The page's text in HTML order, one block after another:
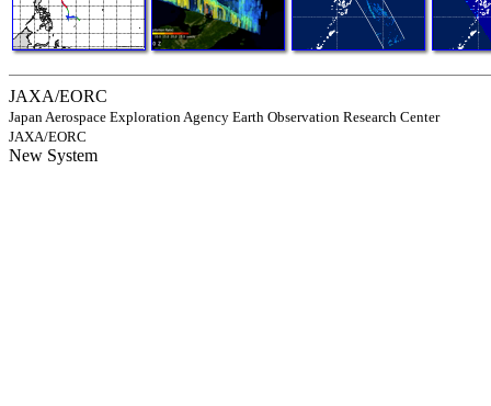
JAXA/EORC
Japan Aerospace Exploration Agency Earth Observation Research Center
JAXA/EORC
New System